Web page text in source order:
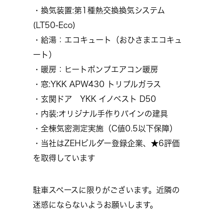
・換気装置:第1種熱交換換気システム
(LT50-Eco)
・給湯：エコキュート（おひさまエコキュ
ート）
・暖房：ヒートポンプエアコン暖房
・窓:YKK APW430 トリプルガラス
・玄関ドア YKK イノベスト D50
・内装:オリジナル手作りパインの建具
・全棟気密測定実施（C値0.5以下保障）
・当社はZEHビルダー登録企業、★6評価
を取得しています
駐車スペースに限りがございます。近隣の
迷惑にならないようお願いします。